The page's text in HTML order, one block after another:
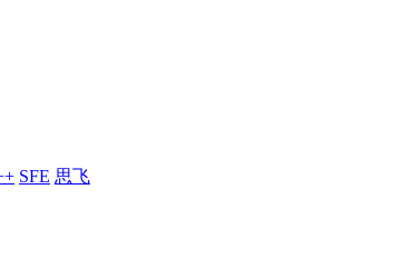
SFE 思飞